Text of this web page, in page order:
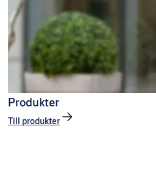
Produkter
Till produkter